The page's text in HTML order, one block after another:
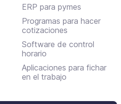
ERP para pymes
Programas para hacer
cotizaciones
Software de control
horario
Aplicaciones para fichar
en el trabajo